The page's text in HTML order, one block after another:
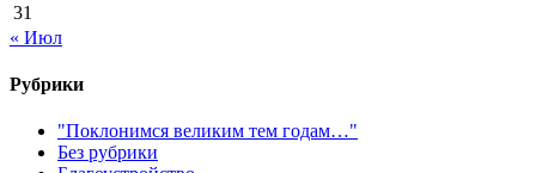
31
« Июл
Рубрики
"Поклонимся великим тем годам…"
Без рубрики